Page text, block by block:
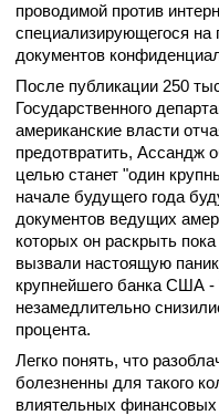
проводимой против
специализирующегося на
документов
После публикации 250
Государственного
американские власти
предотвратить, Ассандж
целью станет "один
начале будущего года
документов ведущих
которых он раскрыть
вызвали настоящую
крупнейшего банка США
незамедлительно
процента.
Легко понять, что
болезненны для такого
влиятельных